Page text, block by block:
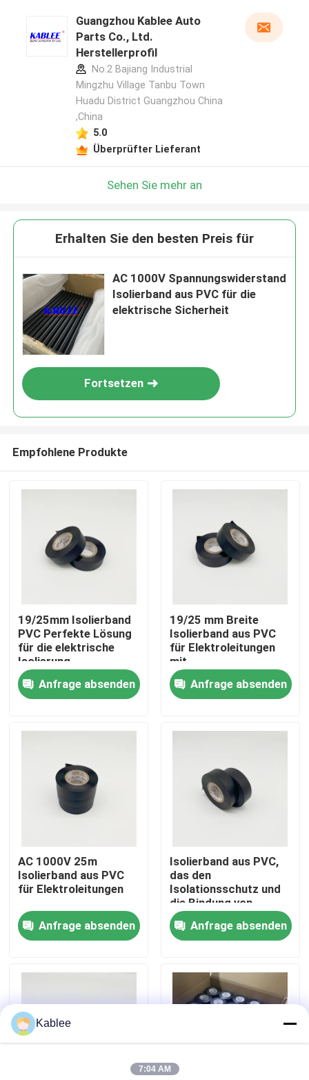
Startseite
Videos
VR Show
Über uns
Qualitätskontrolle
Referenzen
Kabelbaumband für die Automobilindustrie
Guangzhou Kablee Auto
Parts Co., Ltd.
Herstellerprofil
No.2 Bajiang Industrial
Mingzhu Village Tanbu Town
Huadu District Guangzhou China
,China
5.0
Überprüfter Lieferant
Sehen Sie mehr an
Erhalten Sie den besten Preis für
AC 1000V Spannungswiderstand
Isolierband aus PVC für die
elektrische Sicherheit
Fortsetzen
Empfohlene Produkte
19/25mm Isolierband
PVC Perfekte Lösung
für die elektrische
Isolierung
Anfrage absenden
19/25 mm Breite
Isolierband aus PVC
für Elektroleitungen
mit
Automobildrahtgurt
Anfrage absenden
AC 1000V 25m
Isolierband aus PVC
für Elektroleitungen
Anfrage absenden
Isolierband aus PVC,
das den
Isolationsschutz und
die Bindung von
Drahtbändern bietet
Anfrage absenden
Kablee
7:04 AM